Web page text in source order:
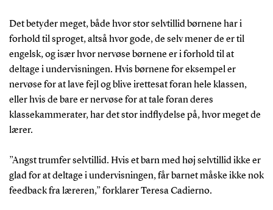
Det betyder meget, både hvor stor selvtillid børnene har i
forhold til sproget, altså hvor gode, de selv mener de er til
engelsk, og især hvor nervøse børnene er i forhold til at
deltage i undervisningen. Hvis børnene for eksempel er
nervøse for at lave fejl og blive irettesat foran hele klassen,
eller hvis de bare er nervøse for at tale foran deres
klassekammerater, har det stor indflydelse på, hvor meget de
lærer.
”Angst trumfer selvtillid. Hvis et barn med høj selvtillid ikke er
glad for at deltage i undervisningen, får barnet måske ikke nok
feedback fra læreren,” forklarer Teresa Cadierno.